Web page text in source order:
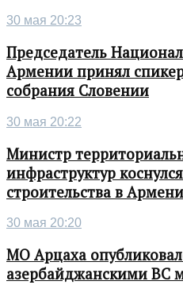
30 мая 20:23
Председатель
Армении принял
собрания Словении
30 мая 20:22
Министр
инфраструктур
строительства в
30 мая 20:20
МО Арцаха
азербайджанскими ВС